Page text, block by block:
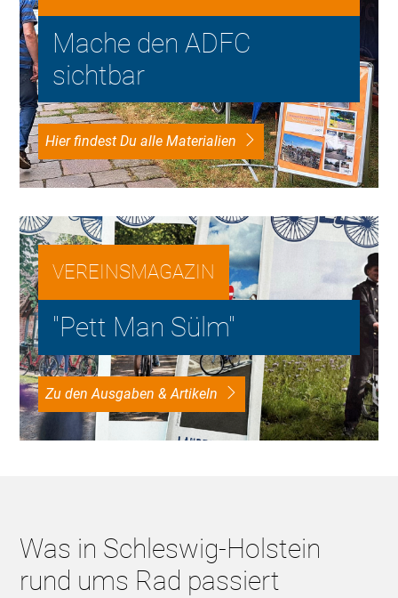
Mache den ADFC
sichtbar
Hier findest Du alle Materialien
VEREINSMAGAZIN
"Pett Man Sülm"
Zu den Ausgaben & Artikeln
Was in Schleswig-Holstein
rund ums Rad passiert